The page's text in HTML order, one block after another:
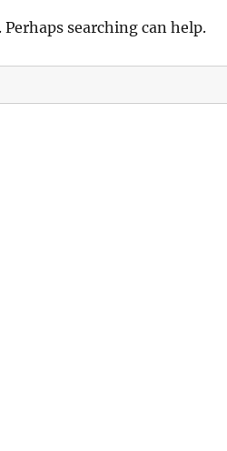
searching can help.